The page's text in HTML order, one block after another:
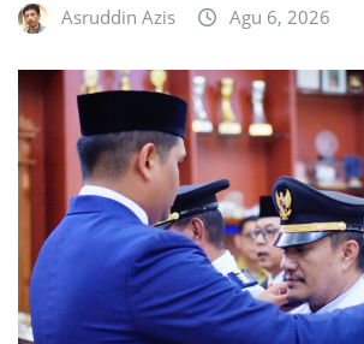
Asruddin Azis Agu 6, 2026